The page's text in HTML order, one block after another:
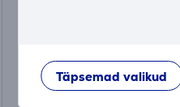
Täpsemad valikud
29